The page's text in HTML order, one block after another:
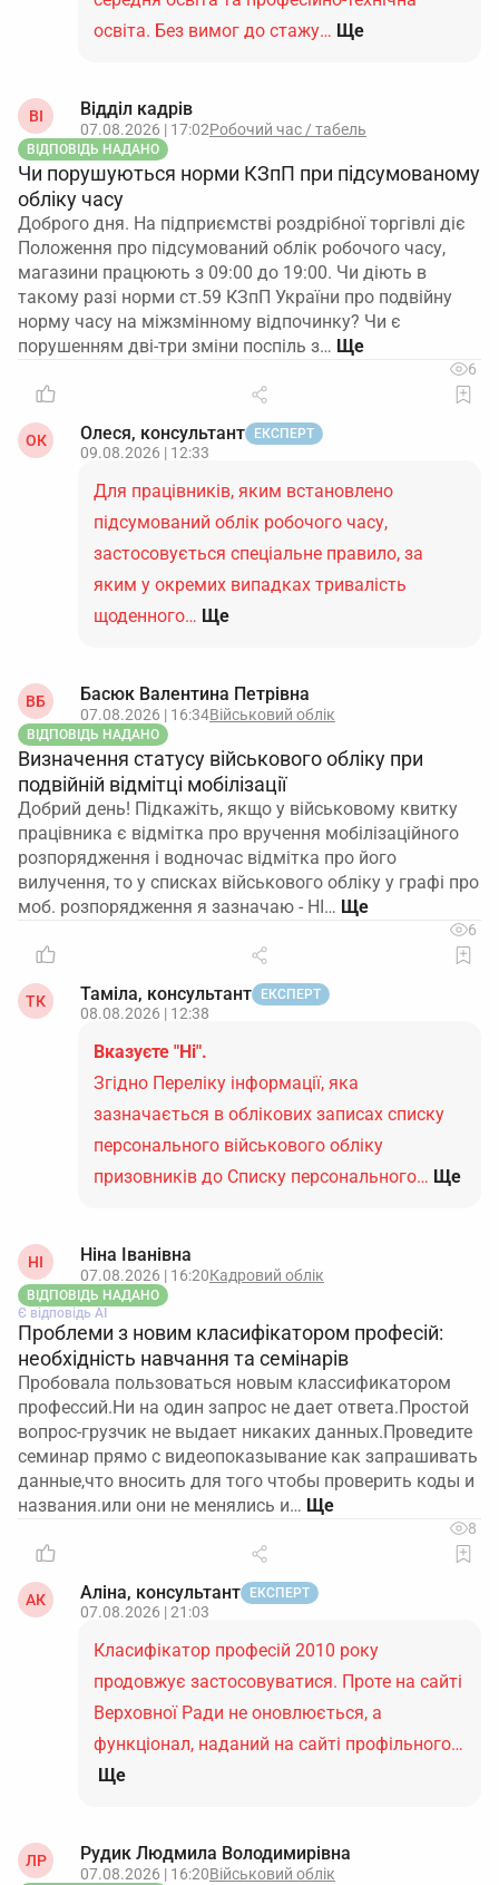
освіта. Без вимог до стажу… Ще
ВІ Відділ кадрів
07.08.2026 | 17:02Робочий час / табель
ВІДПОВІДЬ НАДАНО
Чи порушуються норми КЗпП при підсумованому
обліку часу
Доброго дня. На підприємстві роздрібної торгівлі діє
Положення про підсумований облік робочого часу,
магазини працюють з 09:00 до 19:00. Чи діють в
такому разі норми ст.59 КЗпП України про подвійну
норму часу на міжзмінному відпочинку? Чи є
порушенням дві-три зміни поспіль з…
6
ОК Олеся, консультант ЕКСПЕРТ
09.08.2026 | 12:33
Для працівників, яким встановлено
підсумований облік робочого часу,
застосовується спеціальне правило, за
яким у окремих випадках тривалість
щоденного… Ще
ВБ Басюк Валентина Петрівна
07.08.2026 | 16:34Військовий облік
ВІДПОВІДЬ НАДАНО
Визначення статусу військового обліку при
подвійній відмітці мобілізації
Добрий день! Підкажіть, якщо у військовому квитку
працівника є відмітка про вручення мобілізаційного
розпорядження і водночас відмітка про його
вилучення, то у списках військового обліку у графі про
моб. розпорядження я зазначаю - НІ…
6
ТК Таміла, консультант ЕКСПЕРТ
08.08.2026 | 12:38
Вказуєте "Ні".
Згідно Переліку інформації, яка
зазначається в облікових записах списку
персонального військового обліку
призовників до Списку персонального… Ще
НІ Ніна Іванівна
07.08.2026 | 16:20Кадровий облік
ВІДПОВІДЬ НАДАНО
Є відповідь АІ
Проблеми з новим класифікатором професій:
необхідність навчання та семінарів
Пробовала пользоваться новым классификатором
профессий.Ни на один запрос не дает ответа.Простой
вопрос-грузчик не выдает никаких данных.Проведите
семинар прямо с видеопоказывание как запрашивать
данные,что вносить для того чтобы проверить коды и
названия.или они не менялись и…
8
АК Аліна, консультант ЕКСПЕРТ
07.08.2026 | 21:03
Класифікатор професій 2010 року
продовжує застосовуватися. Проте на сайті
Верховної Ради не оновлюється, а
функціонал, наданий на сайті профільного…
Ще
ЛР Рудик Людмила Володимирівна
07.08.2026 | 16:20Військовий облік